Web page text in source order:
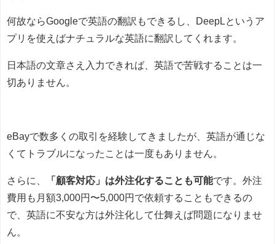
何故ならGoogleで英語の翻訳もできるし、DeepLというア
プリを使えばナチュラルな英語に翻訳してくれます。
日本語の文章さえ入力できれば、英語で苦戦することは一
切ありません。
eBayで数多くの取引を経験してきましたが、英語が通じな
くてトラブルになったことは一度もありません。
さらに、 「顧客対応」は外注化することも可能です。外注
費用も月額3,000円〜5,000円で依頼することもできるの
で、英語に不安な方は外注化して仕舞えば問題になりませ
ん。